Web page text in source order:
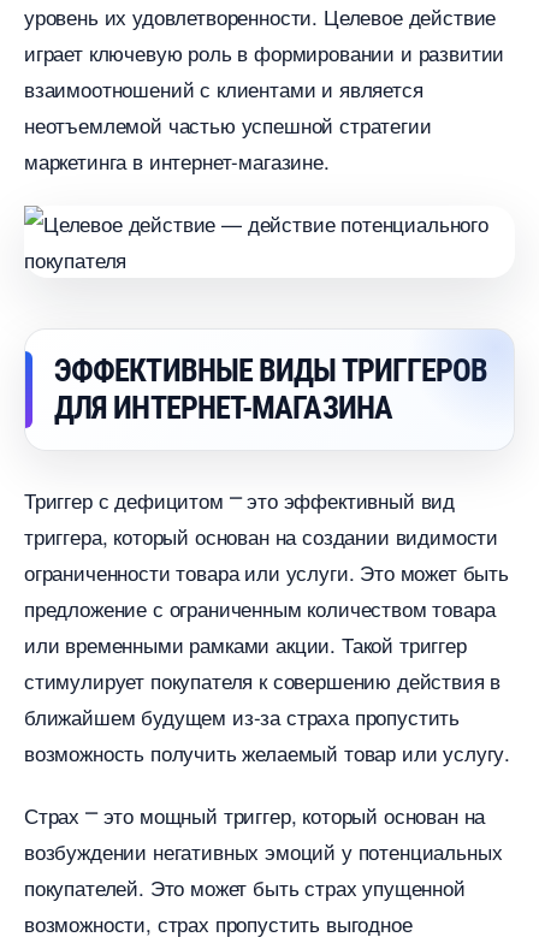
уровень их удовлетворенности.​ Целевое действие
играет ключевую роль в формировании и развитии
заимоотношений с клиентами и является
неотъемлемой частью успешной стратегии
маркетинга в интернет-магазине.​
ЭФФЕКТИВНЫЕ ВИДЫ ТРИГГЕРО
ДЛЯ ИНТЕРНЕТ-МАГАЗИНА
Триггер с дефицитом ⎻ это эффективный вид
триггера, который основан на создании видимости
ограниченности товара или услуги.​ Это может быть
предложение с ограниченным количеством товара
или временными рамками акции.​ Такой триггер
стимулирует покупателя к совершению действия
лижайшем будущем из-за страха пропустить
озможность получить желаемый товар или услугу.​
Страх ⎻ это мощный триггер, который основан на
озбуждении негативных эмоций у потенциальных
покупателей.​ Это может быть страх упущенной
озможности, страх пропустить выгодное